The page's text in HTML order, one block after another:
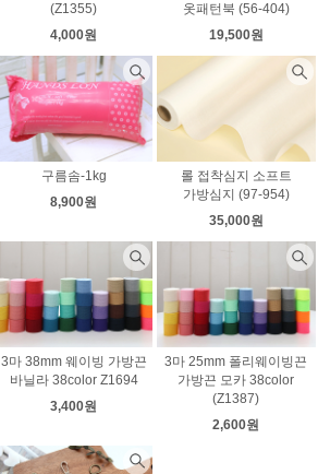
(Z1355)
4,000원
옷패턴북 (56-404)
19,500원
구름솜-1kg
8,900원
롤 접착심지 소프트
가방심지 (97-954)
35,000원
3마 38mm 웨이빙 가방끈
바닐라 38color Z1694
3,400원
3마 25mm 폴리웨이빙끈
가방끈 모카 38color
(Z1387)
2,600원